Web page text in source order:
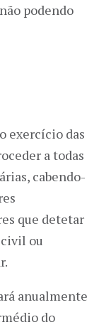
podendo
exercício das
a todas
cabendo-
que detetar
ou
anualmente
do